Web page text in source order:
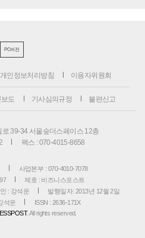
PC버전
개인정보처리방침 이용자위원회
도 기사심의규정 불편신고
39-34 서울숲더스페이스 12층
팩스 : 070-4015-8658
사업본부 : 070-4010-7078
제호 : 비즈니스포스트
: 강석운
발행일자: 2013년 12월 2일
석운
ISSN : 2636-171X
. All rights reserved.